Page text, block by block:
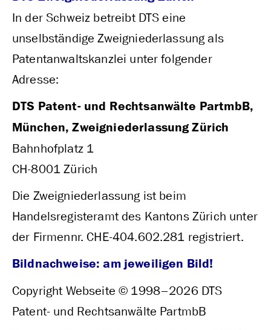
In der Schweiz betreibt DTS eine
unselbständige Zweigniederlassung als
Patentanwaltskanzlei unter folgender
Adresse:
DTS Patent- und Rechtsanwälte PartmbB,
München, Zweigniederlassung Zürich
Bahnhofplatz 1
CH-8001 Zürich
Die Zweigniederlassung ist beim
Handelsregisteramt des Kantons Zürich unter
der Firmennr. CHE-404.602.281 registriert.
Bildnachweise: am jeweiligen Bild!
Copyright Webseite © 1998–2026 DTS
Patent- und Rechtsanwälte PartmbB